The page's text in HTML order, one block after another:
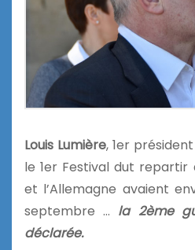
Louis Lumière, 1er
le 1er Festival dut
et l’Allemagne avaient
septembre … la 2ème
déclarée.